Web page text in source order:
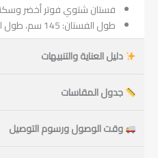
فستان شتوي فوتر أخضر
طول الفستان: 145 سم، طول العارضة: 175 سم
دليل العناية والتنبيهات
تنويه بخصوص الألوان:قد
الواقع عن الصور؛ وذلك نظراً
جدول المقاسات
وقت الوصول ورسوم التوصيل